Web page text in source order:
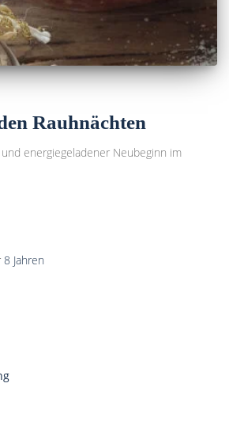
Rauhnächten
energiegeladener Neubeginn im
8 Jahren